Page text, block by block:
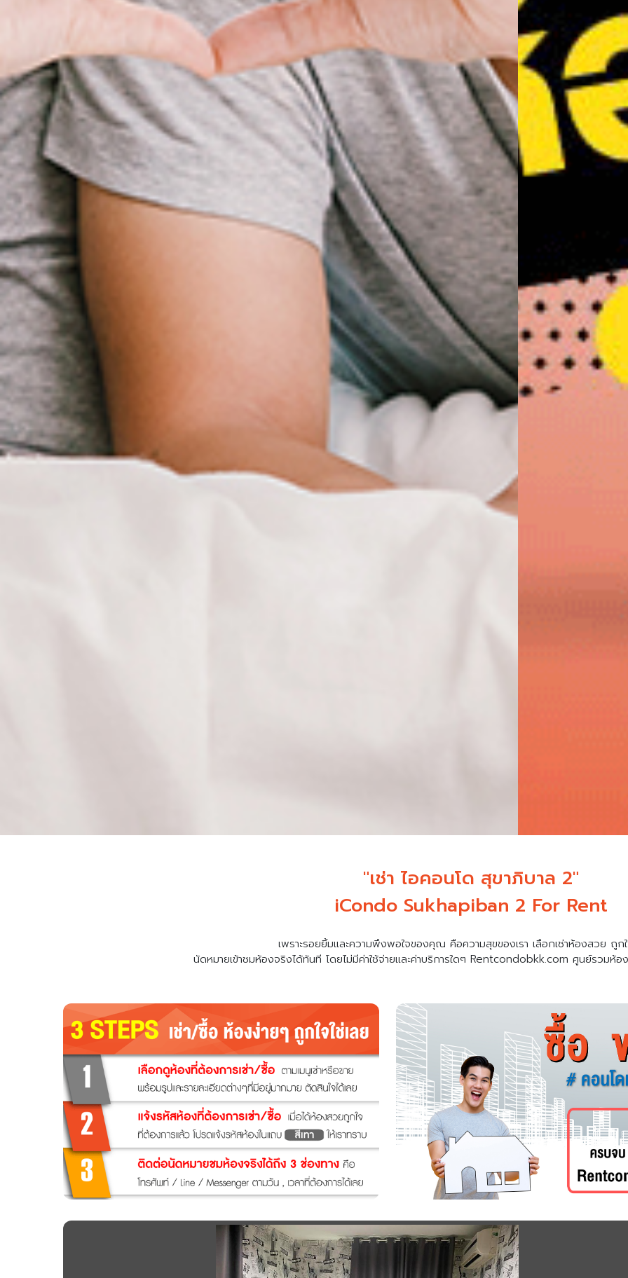
"เช่า ไอคอนโด สุขาภิบาล 2"
iCondo Sukhapiban 2 For Rent
เพราะรอยยิ้มและความพึงพอใจของคุณ คือความสุขของเรา เลือกเช่าห้องสวย ถูก
นัดหมายเข้าชมห้องจริงได้ทันที โดยไม่มีค่าใช้จ่ายและค่าบริการใดๆ Rentcondobkk.com ศูนย์รวมห้อ